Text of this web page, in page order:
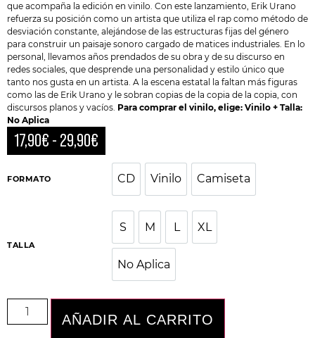
que acompaña la edición en vinilo. Con este lanzamiento, Erik Urano
refuerza su posición como un artista que utiliza el rap como método de
desviación constante, alejándose de las estructuras fijas del género
para construir un paisaje sonoro cargado de matices industriales. En lo
personal, llevamos años prendados de su obra y de su discurso en
redes sociales, que desprende una personalidad y estilo único que
tanto nos gusta en un artista. A la escena estatal la faltan más figuras
como las de Erik Urano y le sobran copias de la copia de la copia, con
discursos planos y vacíos. Para comprar el vinilo, elige: Vinilo + Talla:
No Aplica
17,90€ - 29,90€
FORMATO CD Vinilo ViniloCamiseta
TALLA
S
S M
M LL XLXL
No Aplica
No Aplica
AÑADIR AL CARRITO